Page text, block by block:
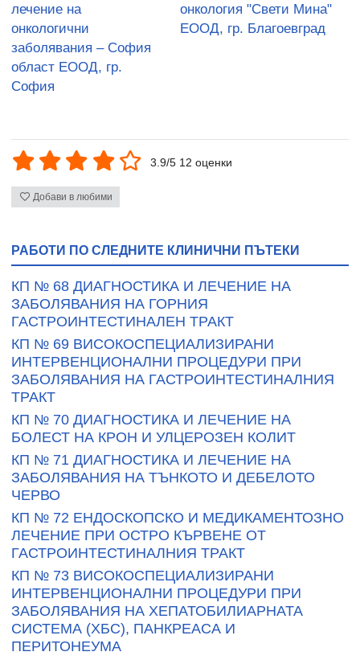
лечение на
онкологични
заболявания – София
област ЕООД, гр.
София
онкология "Свети Мина"
ЕООД, гр. Благоевград
3.9/5 12 оценки
Добави в любими
РАБОТИ ПО СЛЕДНИТЕ КЛИНИЧНИ ПЪТЕКИ
КП № 68 ДИАГНОСТИКА И ЛЕЧЕНИЕ НА
ЗАБОЛЯВАНИЯ НА ГОРНИЯ
ГАСТРОИНТЕСТИНАЛЕН ТРАКТ
КП № 69 ВИСОКОСПЕЦИАЛИЗИРАНИ
ИНТЕРВЕНЦИОНАЛНИ ПРОЦЕДУРИ ПРИ
ЗАБОЛЯВАНИЯ НА ГАСТРОИНТЕСТИНАЛНИЯ
ТРАКТ
КП № 70 ДИАГНОСТИКА И ЛЕЧЕНИЕ НА
БОЛЕСТ НА КРОН И УЛЦЕРОЗЕН КОЛИТ
КП № 71 ДИАГНОСТИКА И ЛЕЧЕНИЕ НА
ЗАБОЛЯВАНИЯ НА ТЪНКОТО И ДЕБЕЛОТО
ЧЕРВО
КП № 72 ЕНДОСКОПСКО И МЕДИКАМЕНТОЗНО
ЛЕЧЕНИЕ ПРИ ОСТРО КЪРВЕНЕ ОТ
ГАСТРОИНТЕСТИНАЛНИЯ ТРАКТ
КП № 73 ВИСОКОСПЕЦИАЛИЗИРАНИ
ИНТЕРВЕНЦИОНАЛНИ ПРОЦЕДУРИ ПРИ
ЗАБОЛЯВАНИЯ НА ХЕПАТОБИЛИАРНАТА
СИСТЕМА (ХБС), ПАНКРЕАСА И
ПЕРИТОНЕУМА